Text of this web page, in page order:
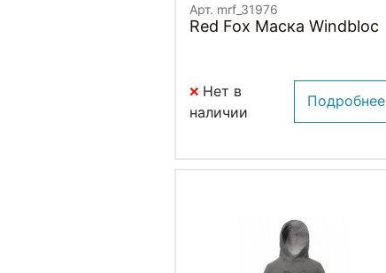
Арт. mrf_31976
Red Fox Маска Windbloc
Нет в
наличии
Подробнее